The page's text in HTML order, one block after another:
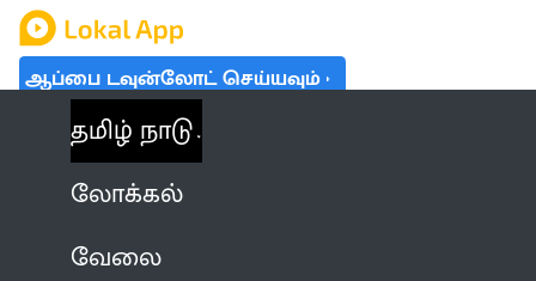
ஆப்பை டவுன்லோட் செய்யவும்
தமிழ் நாடு
லோக்கல்
வேலை